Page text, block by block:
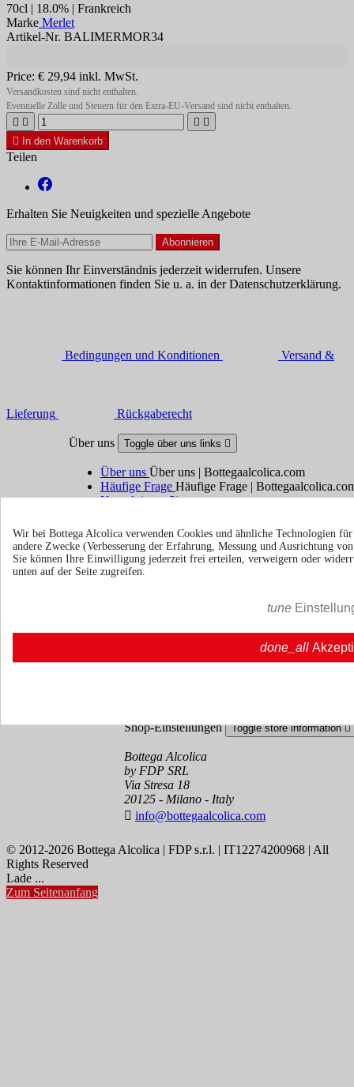
70cl | 18.0% | Frankreich
Marke Merlet
Artikel-Nr. BALIMERMOR34
Price: € 29,94 inkl. MwSt.
Versandkosten sind nicht enthalten.
Eventuelle Zölle und Steuern für den Extra-EU-Versand sind nicht enthalten.
   

In den Warenkorb
Teilen
Erhalten Sie Neuigkeiten und spezielle Angebote
Sie können Ihr Einverständnis jederzeit widerrufen. Unsere
Kontaktinformationen finden Sie u. a. in der Datenschutzerklärung.
Bedingungen und Konditionen Versand &
Lieferung Rückgaberecht
Über uns Toggle über uns links 
Über uns Über uns | Bottegaalcolica.com
Häufige Frage Häufige Frage |
Kontaktieren Sie uns
Information Toggle information links
Sendungsverfolgung
Shop-Einstellungen Toggle store information
Bottega Alcolica
by FDP SRL
Via Stresa 18
20125 - Milano - Italy
 info@bottegaalcolica.com
© 2012-2026 Bottega Alcolica | FDP s.r.l. | IT12274200968 | All
Rights Reserved
Lade ...
Zum Seitenanfang
Wir bei Bottega Alcolica verwenden Cookies und ähnliche Technologien
andere Zwecke (Verbesserung der Erfahrung, Messung und Ausrichtung
Sie können Ihre Einwilligung jederzeit frei erteilen, verweigern oder
unten auf der Seite zugreifen.
tune
done_all